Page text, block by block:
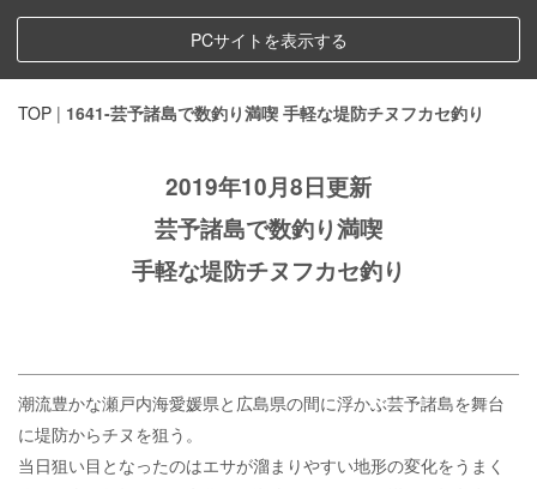
PCサイトを表示する
TOP | 1641-芸予諸島で数釣り満喫 手軽な堤防チヌフカセ釣り
2019年10月8日更新
芸予諸島で数釣り満喫
手軽な堤防チヌフカセ釣り
潮流豊かな瀬戸内海愛媛県と広島県の間に浮かぶ芸予諸島を舞台
に堤防からチヌを狙う。
当日狙い目となったのはエサが溜まりやすい地形の変化をうまく